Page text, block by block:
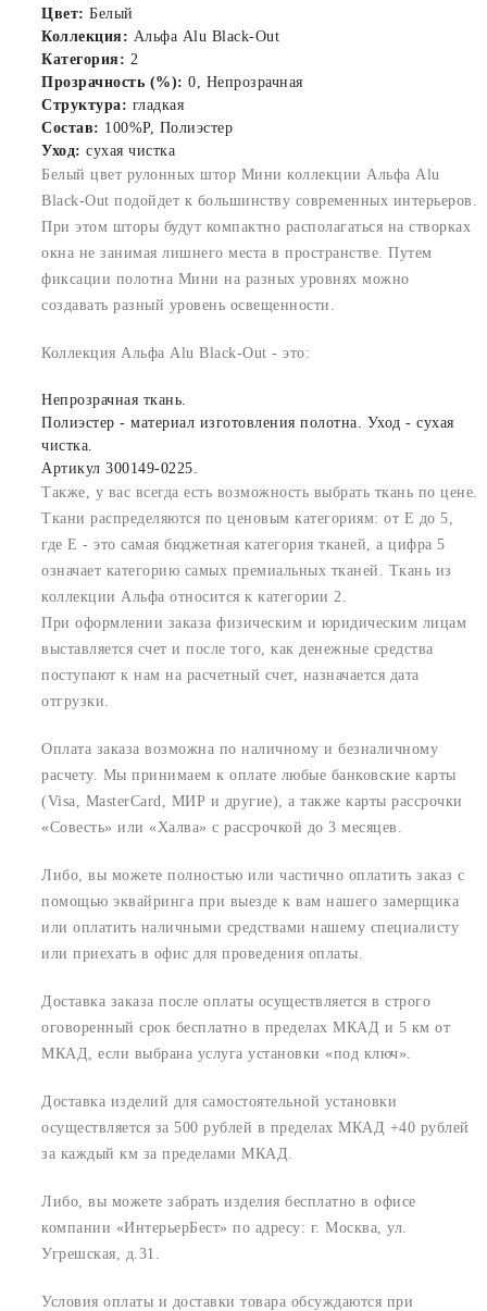
Цвет: Белый
Коллекция: Альфа Alu Black-Out
Категория: 2
Прозрачность (%): 0, Непрозрачная
Структура: гладкая
Состав: 100%P, Полиэстер
Уход: сухая чистка
Белый цвет рулонных штор Мини коллекции Альфа Alu
Black-Out подойдет к большинству современных интерьеров.
При этом шторы будут компактно располагаться на створках
окна не занимая лишнего места в пространстве. Путем
фиксации полотна Мини на разных уровнях можно
создавать разный уровень освещенности.
Коллекция Альфа Alu Black-Out - это:
Непрозрачная ткань.
Полиэстер - материал изготовления полотна. Уход - сухая
чистка.
Артикул 300149-0225.
Также, у вас всегда есть возможность выбрать ткань по цене.
Ткани распределяются по ценовым категориям: от E до 5,
где Е - это самая бюджетная категория тканей, а цифра 5
означает категорию самых премиальных тканей. Ткань из
коллекции Альфа относится к категории 2.
При оформлении заказа физическим и юридическим лицам
выставляется счет и после того, как денежные средства
поступают к нам на расчетный счет, назначается дата
отгрузки.
Оплата заказа возможна по наличному и безналичному
расчету. Мы принимаем к оплате любые банковские карты
(Visa, MasterCard, МИР и другие), а также карты рассрочки
«Совесть» или «Халва» с рассрочкой до 3 месяцев.
Либо, вы можете полностью или частично оплатить заказ с
помощью эквайринга при выезде к вам нашего замерщика
или оплатить наличными средствами нашему специалисту
или приехать в офис для проведения оплаты.
Доставка заказа после оплаты осуществляется в строго
оговоренный срок бесплатно в пределах МКАД и 5 км от
МКАД, если выбрана услуга установки «под ключ».
Доставка изделий для самостоятельной установки
осуществляется за 500 рублей в пределах МКАД +40 рублей
за каждый км за пределами МКАД.
Либо, вы можете забрать изделия бесплатно в офисе
компании «ИнтерьерБест» по адресу: г. Москва, ул.
Угрешская, д.31.
Условия оплаты и доставки товара обсуждаются при